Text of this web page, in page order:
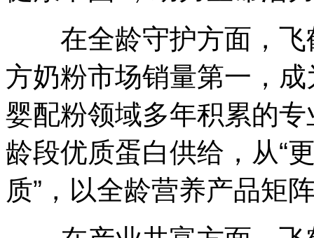
在全龄守护方面，飞
方奶粉市场销量第一，
婴配粉领域多年积累的
龄段优质蛋白供给，从“
质”，以全龄营养产品矩